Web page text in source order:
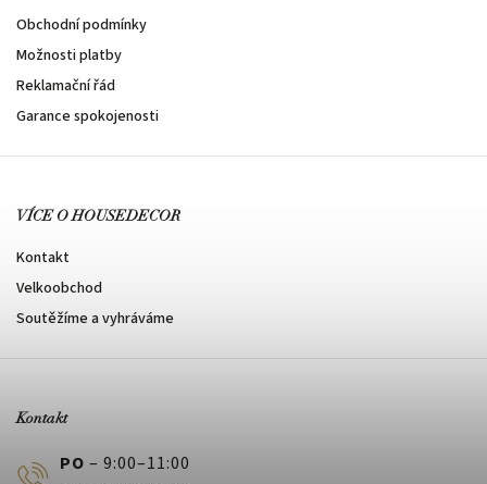
Obchodní podmínky
Možnosti platby
Reklamační řád
Garance spokojenosti
VÍCE O HOUSEDECOR
Kontakt
Velkoobchod
Soutěžíme a vyhráváme
Kontakt
PO – 9:00–11:00